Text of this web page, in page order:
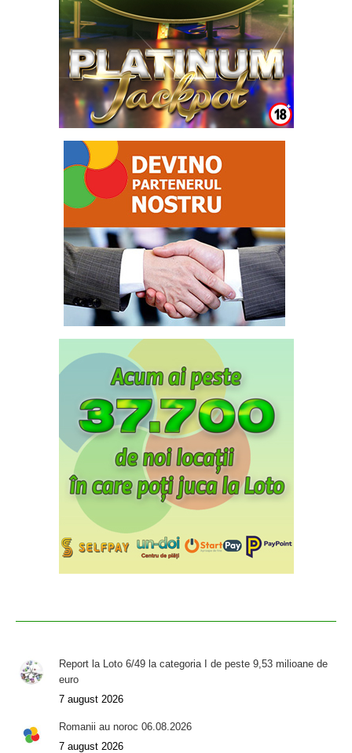
Report la Loto 6/49 la categoria I de peste 9,53 milioane de
euro
7 august 2026
Romanii au noroc 06.08.2026
7 august 2026